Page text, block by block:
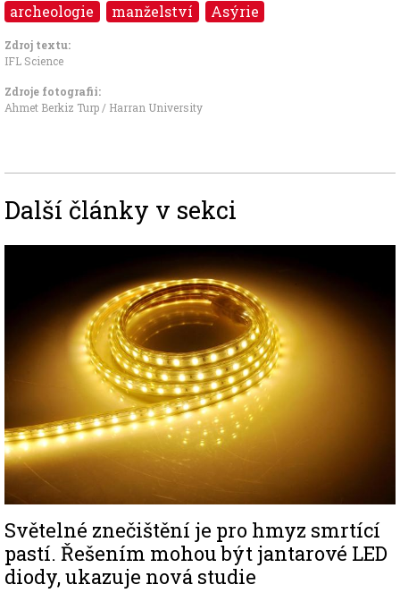
archeologie manželství Asýrie
Zdroj textu:
IFL Science
Zdroje fotografii:
Ahmet Berkiz Turp / Harran University
Další články v sekci
Světelné znečištění je pro hmyz smrtící
pastí. Řešením mohou být jantarové LED
diody, ukazuje nová studie